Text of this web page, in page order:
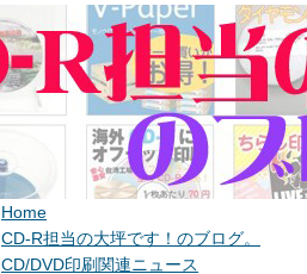
Home
CD-R担当の大坪です！のブログ。
CD/DVD印刷関連ニュース